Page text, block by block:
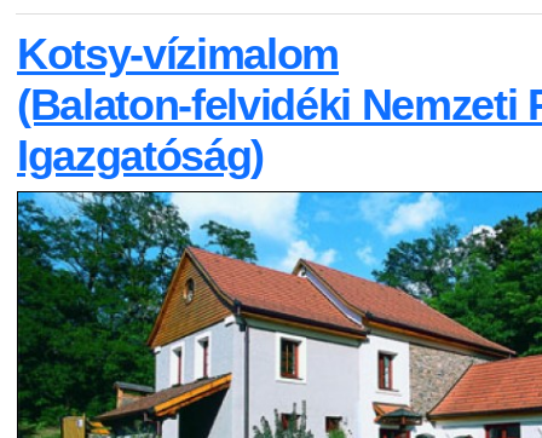
Kotsy-vízimalom
(Balaton-felvidéki Nemzeti
Igazgatóság)